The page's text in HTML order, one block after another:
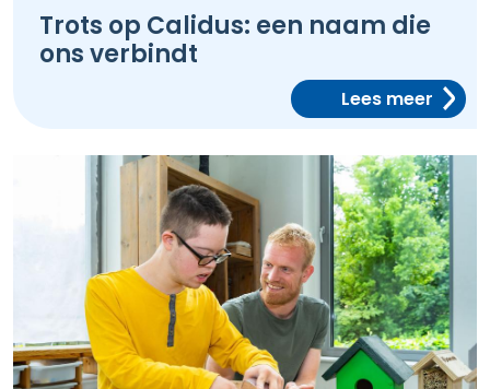
Trots op Calidus: een naam die
ons verbindt
Lees meer